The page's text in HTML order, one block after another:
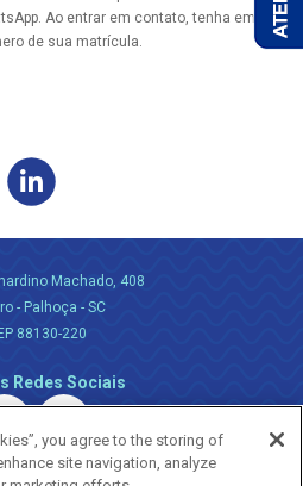
Ao entrar em contato, tenha em
de sua matrícula.
Machado, 408
- Palhoça - SC
88130-220
Redes Sociais
you agree to the storing of
site navigation, analyze